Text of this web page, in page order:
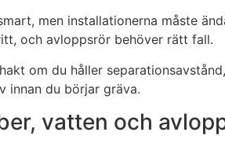
men installationerna måste
och avloppsrör behöver rätt fall.
om du håller
innan du börjar gräva.
vatten och